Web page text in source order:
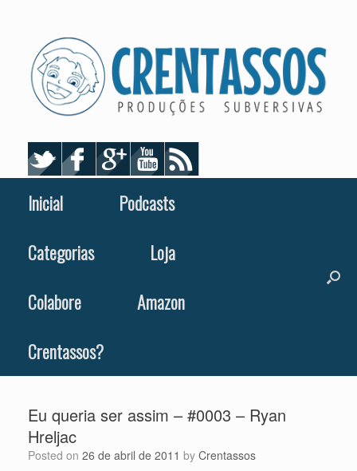
Inicial
Podcasts
Categorias
Loja
Colabore
Amazon
Crentassos?
Eu queria ser assim – #0003 – Ryan
Hreljac
Posted on 26 de abril de 2011 by Crentassos